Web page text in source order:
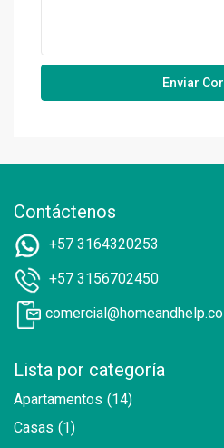
Contáctenos
+57 3164320253
+57 3156702450
comercial@homeandhelp.co
Lista por categoría
Apartamentos (14)
Casas (1)